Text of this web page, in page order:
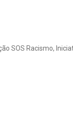
SOS Racismo,